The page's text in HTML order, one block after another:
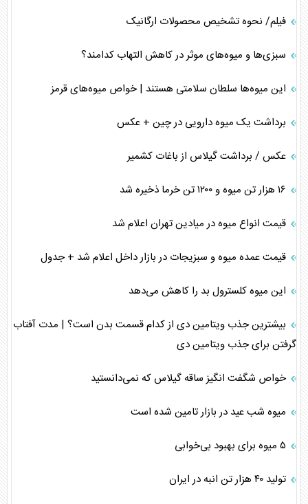
فیلم/ نحوه تشخیص محصولات ارگانیک
سبزی‌ها و میوه‌های موثر در کاهش التهاب کدامند؟
این میوه‌ها سلطان سلامتی هستند | خواص میوه‌های قرمز
برداشت یک میوه دارویی در چین + عکس
عکس / برداشت گیلاس از باغات کشمیر
قیمت انواع میوه در میادین تهران اعلام شد
قیمت عمده میوه و سبزیجات در بازار داخل اعلام شد + جدول
این میوه کلسترول بد را کاهش می‌دهد
بیشترین جذب ویتامین دی از کدام قسمت بدن است؟ | مدت آفتاب
گرفتن برای جذب ویتامین دی
خواص شگفت انگیز ساقه گیلاس که نمی‌دانستید
میوه شب عید در بازار تامین شده است
تولید ۴۰ هزار تن انبه در ایران